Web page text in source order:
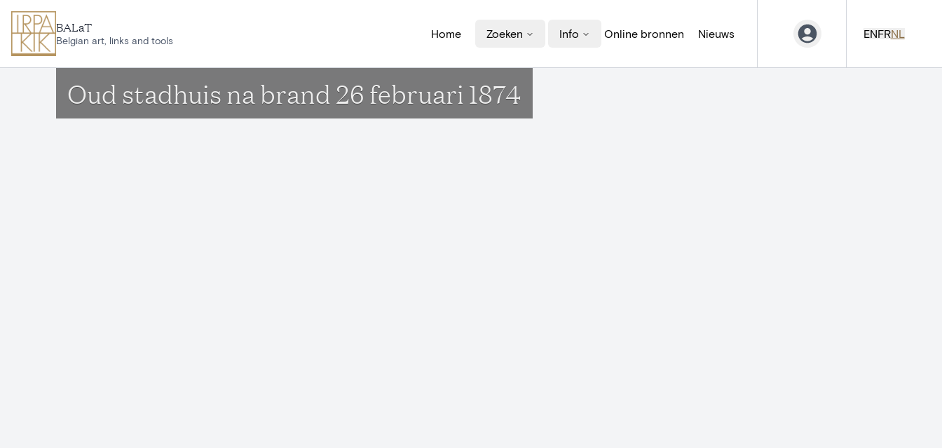
BALaT
Belgian art, links and tools
Home Zoeken Info Online bronnen Nieuws ENFRNL
Oud stadhuis na brand 26 februari 1874